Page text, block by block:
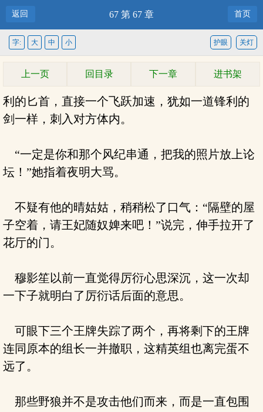
返回 67 第 67 章 首页
关灯
护眼
字: 大 中 小
上一页 回目录 下一章 进书架
利的匕首，直接一个飞跃加速，犹如一道锋利的
剑一样，刺入对方体内。
“一定是你和那个风纪串通，把我的照片放上论
坛！”她指着夜明大骂。
不疑有他的晴姑姑，稍稍松了口气：“隔壁的屋
子空着，请王妃随奴婢来吧！”说完，伸手拉开了
花厅的门。
穆影笙以前一直觉得厉衍心思深沉，这一次却
一下子就明白了厉衍话后面的意思。
可眼下三个王牌失踪了两个，再将剩下的王牌
连同原本的组长一并撤职，这精英组也离完蛋不
远了。
那些野狼并不是攻击他们而来，而是一直包围